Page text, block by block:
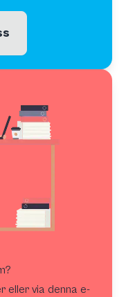
eller via denna e-